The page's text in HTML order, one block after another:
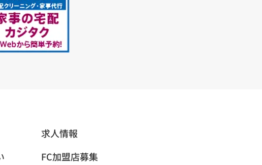
求人情報
FC加盟店募集